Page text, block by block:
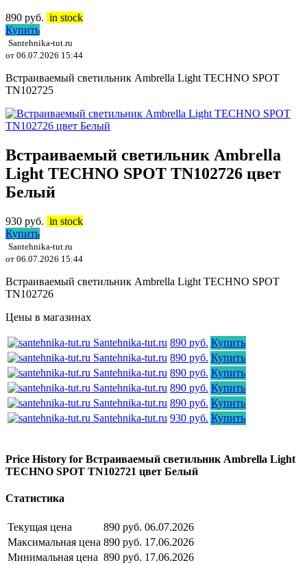
890 руб. in stock
Купить
Santehnika-tut.ru
от 06.07.2026 15:44
Встраиваемый светильник Ambrella Light TECHNO SPOT
TN102725
Встраиваемый светильник Ambrella
Light TECHNO SPOT TN102726 цвет
Белый
930 руб. in stock
Купить
Santehnika-tut.ru
от 06.07.2026 15:44
Встраиваемый светильник Ambrella Light TECHNO SPOT
TN102726
Цены в магазинах
Santehnika-tut.ru 890 руб. Купить
Santehnika-tut.ru 890 руб. Купить
Santehnika-tut.ru 890 руб. Купить
Santehnika-tut.ru 890 руб. Купить
Santehnika-tut.ru 890 руб. Купить
Santehnika-tut.ru 930 руб. Купить
Price History for Встраиваемый светильник Ambrella Light
TECHNO SPOT TN102721 цвет Белый
Статистика
Текущая цена 890 руб. 06.07.2026
Максимальная цена 890 руб. 17.06.2026
Минимальная цена 890 руб. 17.06.2026